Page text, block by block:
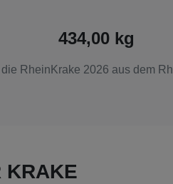
434,00 kg
die RheinKrake 2026 aus dem
KRAKE